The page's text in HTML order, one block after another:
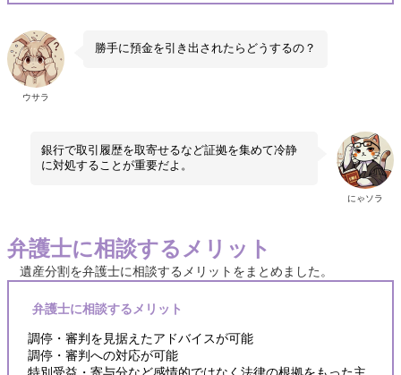
ウサラ
勝手に預金を引き出されたらどうするの？
にゃソラ
銀行で取引履歴を取寄せるなど証拠を集めて冷静
に対処することが重要だよ。
弁護士に相談するメリット
遺産分割を弁護士に相談するメリットをまとめました。
弁護士に相談するメリット
調停・審判を見据えたアドバイスが可能
調停・審判への対応が可能